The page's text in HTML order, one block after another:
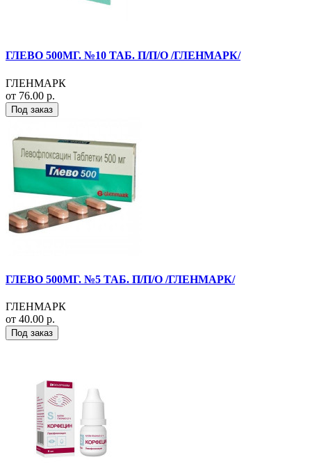
ГЛЕВО 500МГ. №10 ТАБ. П/П/О /ГЛЕНМАРК/
ГЛЕНМАРК
от 76.00 р.
Под заказ
ГЛЕВО 500МГ. №5 ТАБ. П/П/О /ГЛЕНМАРК/
ГЛЕНМАРК
от 40.00 р.
Под заказ